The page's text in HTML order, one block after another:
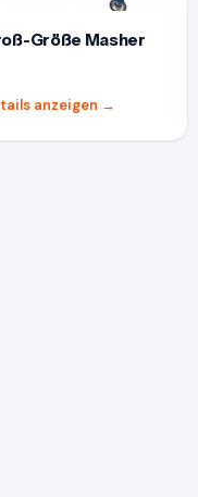
Größe Masher
anzeigen →